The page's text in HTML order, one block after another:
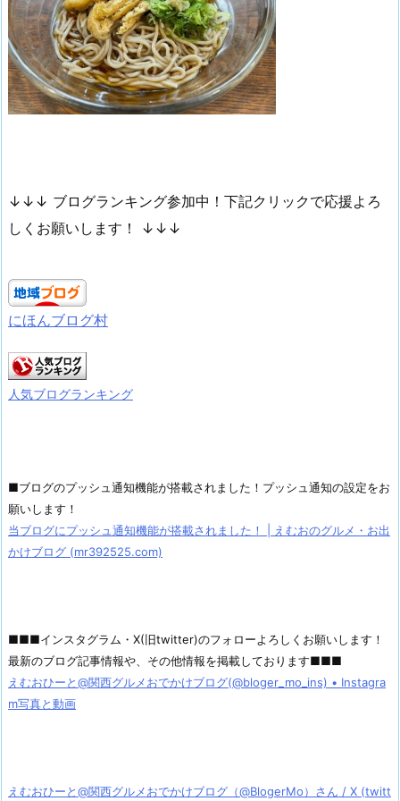
↓↓↓ ブログランキング参加中！下記クリックで応援よろ
しくお願いします！ ↓↓↓
にほんブログ村
人気ブログランキング
■ブログのプッシュ通知機能が搭載されました！プッシュ通知の設定をお
願いします！
当ブログにプッシュ通知機能が搭載されました！ | えむおのグルメ・お出
かけブログ (mr392525.com)
■■■インスタグラム・X(旧twitter)のフォローよろしくお願いします！
最新のブログ記事情報や、その他情報を掲載しております■■■
えむおひーと@関西グルメおでかけブログ(@bloger_mo_ins) • Instagra
m写真と動画
えむおひーと@関西グルメおでかけブログ（@BlogerMo）さん / X (twitt